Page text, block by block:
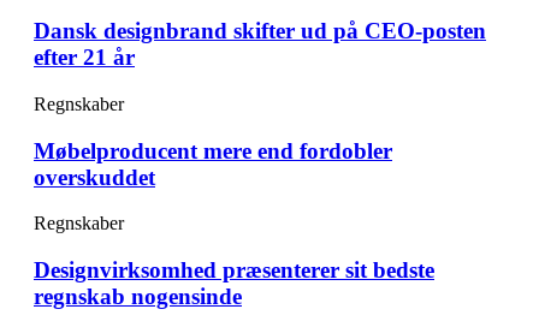
Dansk designbrand skifter ud på CEO-posten
efter 21 år
Regnskaber
Møbelproducent mere end fordobler
overskuddet
Regnskaber
Designvirksomhed præsenterer sit bedste
regnskab nogensinde